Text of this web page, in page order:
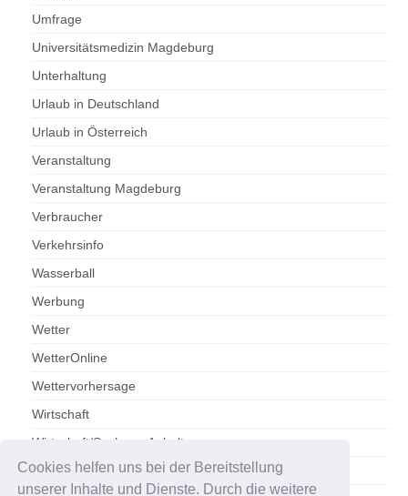
Cookies helfen uns bei der Bereitstellung
unserer Inhalte und Dienste. Durch die weitere
Umfrage
Universitätsmedizin Magdeburg
Unterhaltung
Urlaub in Deutschland
Urlaub in Österreich
Veranstaltung
Veranstaltung Magdeburg
Verbraucher
Verkehrsinfo
Wasserball
Werbung
Wetter
WetterOnline
Wettervorhersage
Wirtschaft
Wirtschaft/Sachsen-Anhalt
Zoo Magdeburg